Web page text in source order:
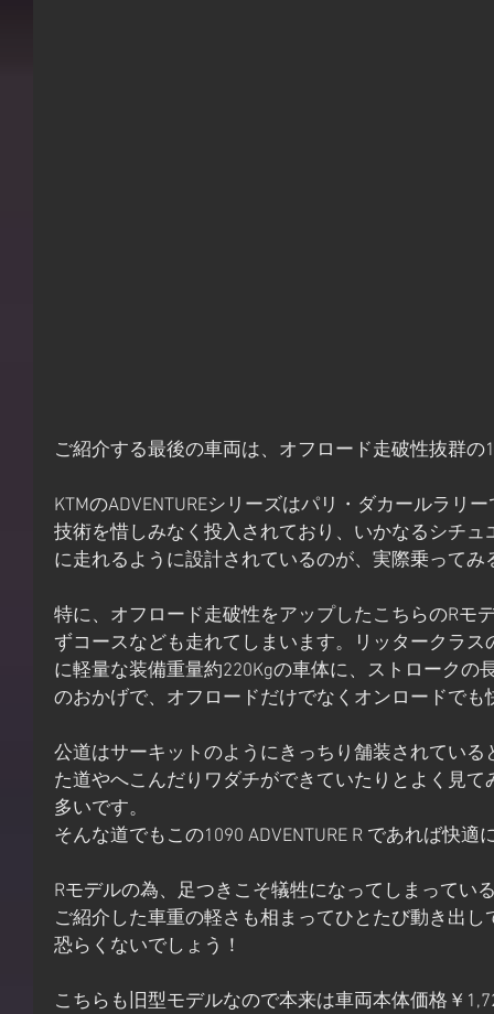
ご紹介する最後の車両は、オフロード走破性抜群の
KTMのADVENTUREシリーズはパリ・ダカールラリ
技術を惜しみなく投入されており、いかなるシチ
に走れるように設計されているのが、実際乗ってみ
特に、オフロード走破性をアップしたこちらのRモ
ずコースなども走れてしまいます。リッタークラ
に軽量な装備重量約220Kgの車体に、ストロークの
のおかげで、オフロードだけでなくオンロードで
公道はサーキットのようにきっちり舗装されてい
た道やへこんだりワダチができていたりとよく見
多いです。
そんな道でもこの1090 ADVENTURE R であれば快
Rモデルの為、足つきこそ犠牲になってしまってい
ご紹介した車重の軽さも相まってひとたび動き出
恐らくないでしょう！
こちらも旧型モデルなので本来は車両本体価格￥